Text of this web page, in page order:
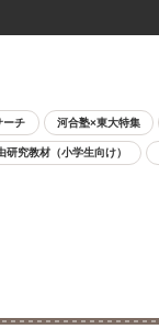
ーチ 河合塾×東大特集
研究教材（小学生向け）